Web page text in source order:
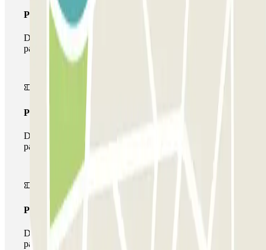
Pass unico
Durante il tuo soggiorno potrai entrare e uscire dal
parcheggio una sola volta
Pass multiparking
Durante il tuo soggiorno potrai usufruire dell'intera rete di
parcheggi disponibili su Parclick.
Pass illlimitato
Durante il tuo soggiorno potrai entrare e uscire dal
parcheggio tutte le volte che vorrai.